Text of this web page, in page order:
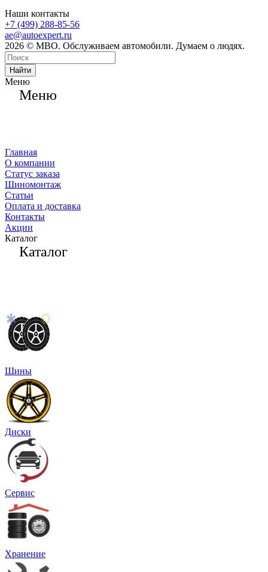
Наши контакты
+7 (499) 288-85-56
ae@autoexpert.ru
2026 © МВО. Обслуживаем автомобили. Думаем о людях.
Найти
Меню
Меню
Главная
О компании
Статус заказа
Шиномонтаж
Статьи
Оплата и доставка
Контакты
Акции
Каталог
Каталог
Шины
Диски
Сервис
Хранение